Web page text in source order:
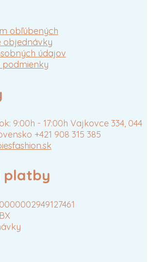
obľúbených
objednávky
údajov
podmienky
9:00h - 17:00h Vajkovce 334, 044
+421 908 315 385
platby